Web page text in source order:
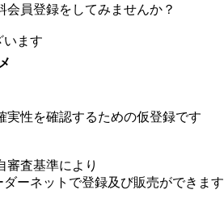
員登録をしてみませんか？
います
性を確認するための仮登録です
査基準により
ーネットで登録及び販売ができます